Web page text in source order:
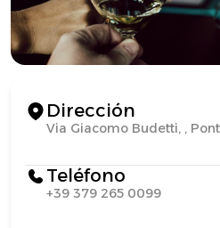
Dirección
Via Giacomo Budetti, ,
Teléfono
+39 379 265 0099